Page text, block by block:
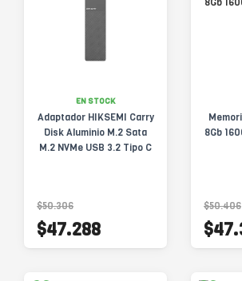
EN STOCK
Adaptador HIKSEMI Carry
Disk Aluminio M.2 Sata
M.2 NVMe USB 3.2 Tipo C
$50.306
$47.288
8Gb
$50.406